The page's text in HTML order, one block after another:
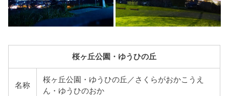
桜ヶ丘公園・ゆうひの丘
名称
桜ヶ丘公園・ゆうひの丘／さくらがおかこうえ
ん・ゆうひのおか